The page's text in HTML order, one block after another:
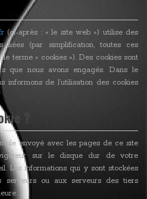
(ci-après : « le site web ») utilise des
liées (par simplification, toutes ces
terme « cookies »). Des cookies sont
que nous avons engagés. Dans le
informons de l’utilisation des cookies
?
envoyé avec les pages de ce site
sur le disque dur de votre
Les informations qui y sont stockées
serveurs ou aux serveurs des tiers